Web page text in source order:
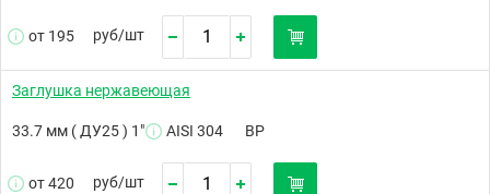
от 195 руб/шт
Заглушка нержавеющая
33.7 мм ( ДУ25 ) 1" AISI 304 ВР
от 420 руб/шт